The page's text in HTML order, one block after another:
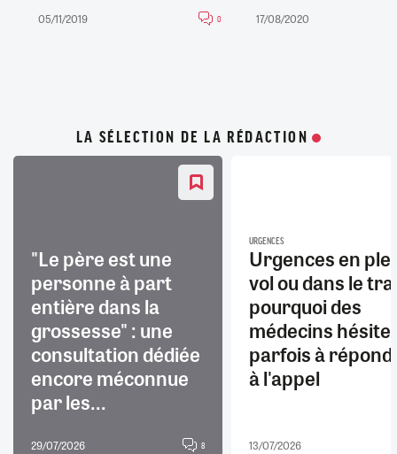
05/11/2019 0 17/08/2020
LA SÉLECTION DE LA RÉDACTION
"Le père est une
personne à part
entière dans la
grossesse" : une
consultation dédiée
encore méconnue
par les...
29/07/2026 8
URGENCES
Urgences en
vol ou dans le
pourquoi des
médecins
parfois à
à l'appel
13/07/2026